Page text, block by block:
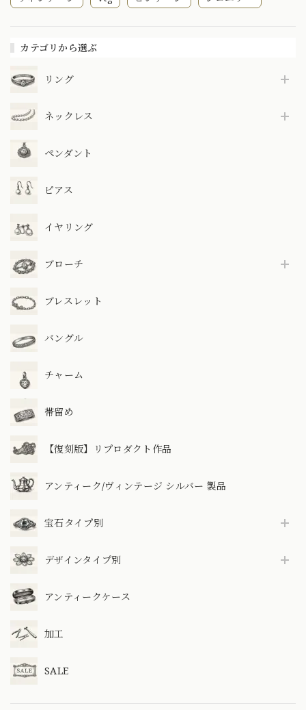
カテゴリから選ぶ
リング
ネックレス
ペンダント
ピアス
イヤリング
ブローチ
ブレスレット
バングル
チャーム
帯留め
【復刻版】リプロダクト作品
アンティーク/ヴィンテージ シルバー 製品
宝石タイプ別
デザインタイプ別
アンティークケース
加工
SALE